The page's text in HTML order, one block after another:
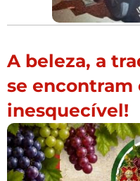
A beleza, a
se encontram
inesquecível!